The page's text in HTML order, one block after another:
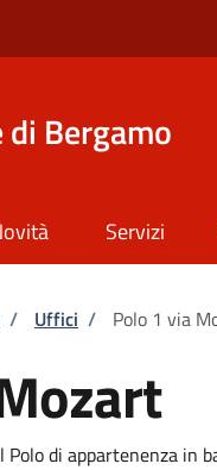
di Bergamo
Servizi
/ Uffici / Polo 1 via
di appartenenza in